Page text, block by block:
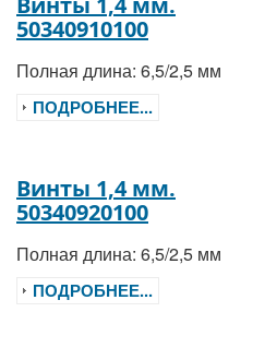
50340910100
Полная длина: 6,5/2,5 мм
ПОДРОБНЕЕ...
Винты 1,4 мм.
50340920100
Полная длина: 6,5/2,5 мм
ПОДРОБНЕЕ...